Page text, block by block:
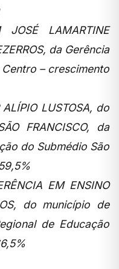
LAMARTINE
da Gerência
– crescimento
LUSTOSA, do
FRANCISCO, da
do Submédio São
EM ENSINO
do município de
de Educação